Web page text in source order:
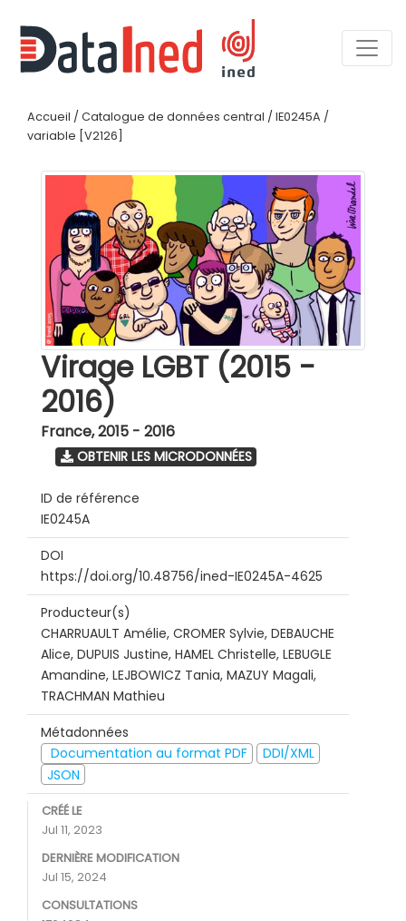
Accueil / Catalogue de données central / IE0245A /
variable [V2126]
Virage LGBT (2015 -
2016)
France,2015 - 2016
OBTENIR LES MICRODONNÉES
ID de référence
IE0245A
DOI
https://doi.org/10.48756/ined-IE0245A-4625
Producteur(s)
CHARRUAULT Amélie, CROMER Sylvie, DEBAUCHE
Alice, DUPUIS Justine, HAMEL Christelle, LEBUGLE
Amandine, LEJBOWICZ Tania, MAZUY Magali,
TRACHMAN Mathieu
Métadonnées
Documentation au format PDF
DDI/XML
JSON
CRÉÉ LE
Jul 11, 2023
DERNIÈRE MODIFICATION
Jul 15, 2024
CONSULTATIONS